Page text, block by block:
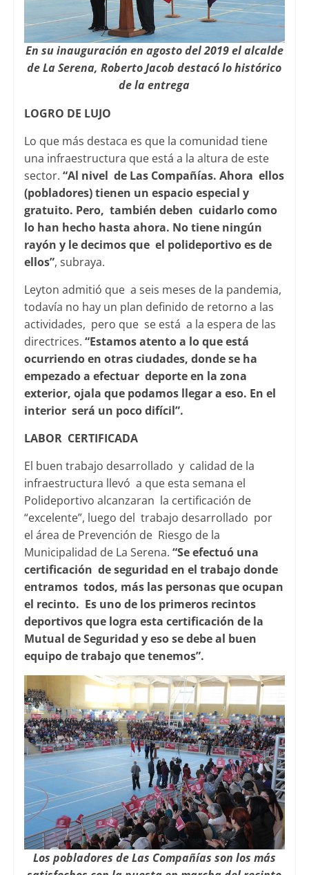
En su inauguración en agosto del 2019 el alcalde
de La Serena, Roberto Jacob destacó lo histórico
de la entrega
LOGRO DE LUJO
Lo que más destaca es que la comunidad tiene
una infraestructura que está a la altura de este
sector. “Al nivel de Las Compañías. Ahora ellos
(pobladores) tienen un espacio especial y
gratuito. Pero, también deben cuidarlo como
lo han hecho hasta ahora. No tiene ningún
rayón y le decimos que el polideportivo es de
ellos”, subraya.
Leyton admitió que a seis meses de la pandemia,
todavía no hay un plan definido de retorno a las
actividades, pero que se está a la espera de las
directrices. “Estamos atento a lo que está
ocurriendo en otras ciudades, donde se ha
empezado a efectuar deporte en la zona
exterior, ojala que podamos llegar a eso. En el
interior será un poco difícil”.
LABOR CERTIFICADA
El buen trabajo desarrollado y calidad de la
infraestructura llevó a que esta semana el
Polideportivo alcanzaran la certificación de
“excelente”, luego del trabajo desarrollado por
el área de Prevención de Riesgo de la
Municipalidad de La Serena. “Se efectuó una
certificación de seguridad en el trabajo donde
entramos todos, más las personas que ocupan
el recinto. Es uno de los primeros recintos
deportivos que logra esta certificación de la
Mutual de Seguridad y eso se debe al buen
equipo de trabajo que tenemos”.
Los pobladores de Las Compañías son los más